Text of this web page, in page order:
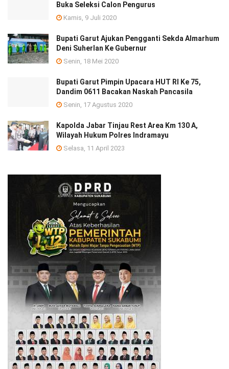
Buka Seleksi Calon Pengurus
Kamis, 9 Juli 2020
Bupati Garut Ajukan Pengganti Sekda Almarhum
Deni Suherlan Ke Gubernur
Senin, 18 Mei 2020
Bupati Garut Pimpin Upacara HUT RI Ke 75,
Dandim 0611 Bacakan Naskah Pancasila
Senin, 17 Agustus 2020
Kapolda Jabar Tinjau Rest Area Km 130 A,
Wilayah Hukum Polres Indramayu
Selasa, 11 April 2023